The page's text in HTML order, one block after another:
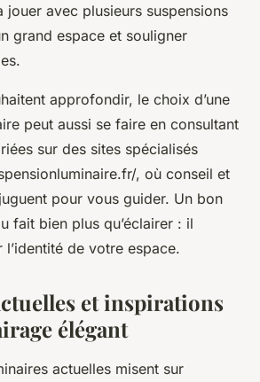
jouer avec plusieurs suspensions
grand espace et souligner
approfondir, le choix d’une
peut aussi se faire en consultant
sur des sites spécialisés
, où conseil et
pour vous guider. Un bon
fait bien plus qu’éclairer : il
de votre espace.
et inspirations
élégant
actuelles misent sur